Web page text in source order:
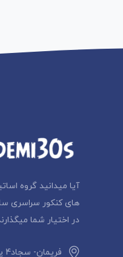
آیا میدانید گروه
های کنکور سراسری
در اختیار شما
فریمان- سجاد4 پلاک 19 طبقه سوم